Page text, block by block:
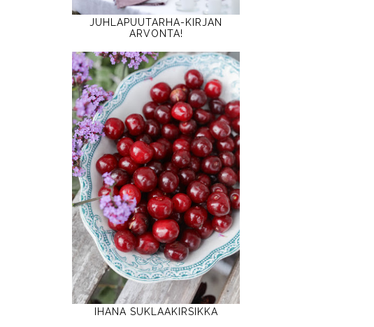
JUHLAPUUTARHA-KIRJAN
ARVONTA!
IHANA SUKLAAKIRSIKKA